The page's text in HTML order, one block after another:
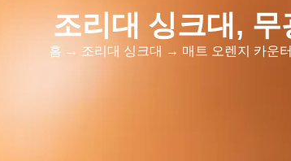
조리대 싱크대 , 무
홈 → 조리대 싱크대 → 매트 오렌지 카운